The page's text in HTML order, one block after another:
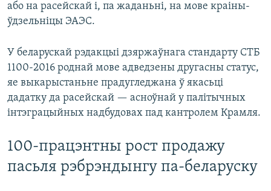
або на расейскай і, па жаданьні, на мове краіны-
ўдзельніцы ЭАЭС.
У беларускай рэдакцыі дзяржаўнага стандарту СТБ
1100-2016 роднай мове адведзены другасны статус,
яе выкарыстаньне прадугледжана ў якасьці
дадатку да расейскай — асноўнай у палітычных
інтэграцыйных надбудовах пад кантролем Крамля.
100-працэнтны рост продажу
пасьля рэбрэндынгу па-беларуску